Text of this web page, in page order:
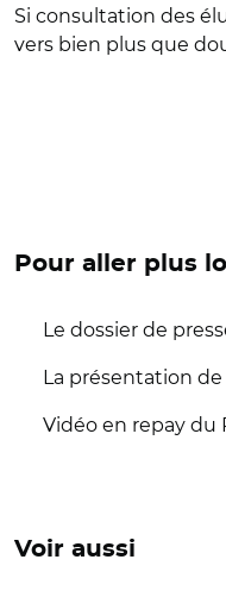
Si consultation des
vers bien plus que
Pour aller plus
Le dossier de
La présentation
Vidéo en repay du
Voir aussi